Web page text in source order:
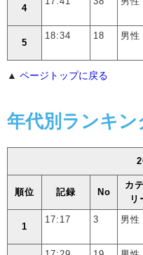
4
5
18:34 18 男性
▲ ページトップに戻る
年代別ランキン
順位 記録 No
カ
リ
1
17:17 3 男性